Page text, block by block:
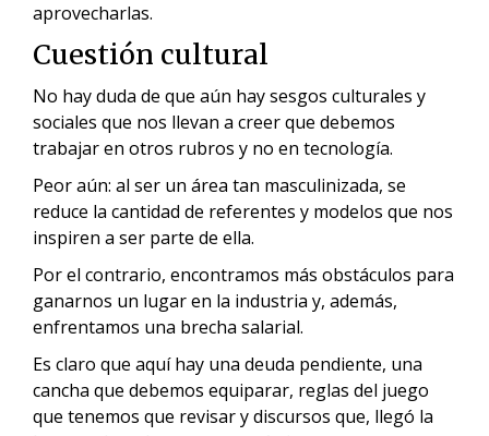
aprovecharlas.
Cuestión cultural
No hay duda de que aún hay sesgos culturales y
sociales que nos llevan a creer que debemos
trabajar en otros rubros y no en tecnología.
Peor aún: al ser un área tan masculinizada, se
reduce la cantidad de referentes y modelos que nos
inspiren a ser parte de ella.
Por el contrario, encontramos más obstáculos para
ganarnos un lugar en la industria y, además,
enfrentamos una brecha salarial.
Es claro que aquí hay una deuda pendiente, una
cancha que debemos equiparar, reglas del juego
que tenemos que revisar y discursos que, llegó la